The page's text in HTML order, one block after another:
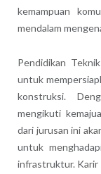
kemampuan
mendalam
Pendidikan
untuk
konstruksi.
mengikuti
dari jurusan ini
untuk
infrastruktur. Karir